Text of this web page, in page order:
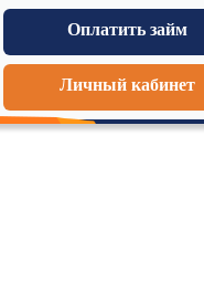
Оплатить займ
Личный кабинет